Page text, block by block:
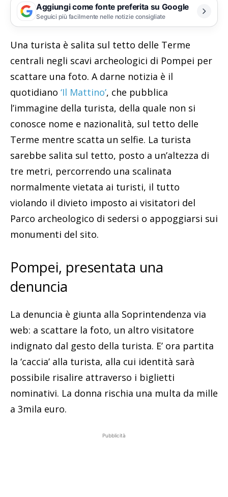
Aggiungi come fonte preferita su Google
Seguici più facilmente nelle notizie consigliate
Una turista è salita sul tetto delle Terme
centrali negli scavi archeologici di Pompei per
scattare una foto. A darne notizia è il
quotidiano ‘Il Mattino’, che pubblica
l’immagine della turista, della quale non si
conosce nome e nazionalità, sul tetto delle
Terme mentre scatta un selfie. La turista
sarebbe salita sul tetto, posto a un’altezza di
tre metri, percorrendo una scalinata
normalmente vietata ai turisti, il tutto
violando il divieto imposto ai visitatori del
Parco archeologico di sedersi o appoggiarsi sui
monumenti del sito.
Pompei, presentata una
denuncia
La denuncia è giunta alla Soprintendenza via
web: a scattare la foto, un altro visitatore
indignato dal gesto della turista. E’ ora partita
la ‘caccia’ alla turista, alla cui identità sarà
possibile risalire attraverso i biglietti
nominativi. La donna rischia una multa da mille
a 3mila euro.
Pubblicità